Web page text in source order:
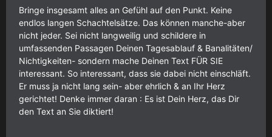
Bringe insgesamt alles an Gefühl auf den Punkt. Keine
endlos langen Schachtelsätze. Das können manche-aber
nicht jeder. Sei nicht langweilig und schildere in
umfassenden Passagen Deinen Tagesablauf & Banalitäten/
Nichtigkeiten- sondern mache Deinen Text FÜR SIE
interessant. So interessant, dass sie dabei nicht einschläft.
Er muss ja nicht lang sein- aber ehrlich & an Ihr Herz
gerichtet! Denke immer daran : Es ist Dein Herz, das Dir
den Text an Sie diktiert!